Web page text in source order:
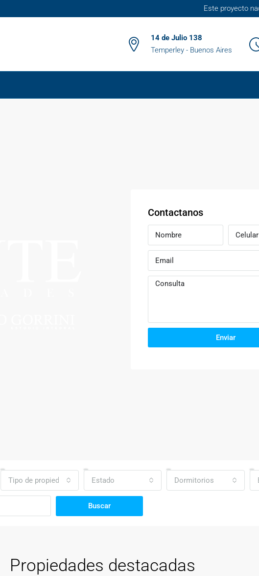
Este proyecto
14 de Julio 138
Temperley - Buenos Aires
Contactanos
Enviar
Tipo de propiedad Estado Dormitorios
Buscar
Propiedades destacadas